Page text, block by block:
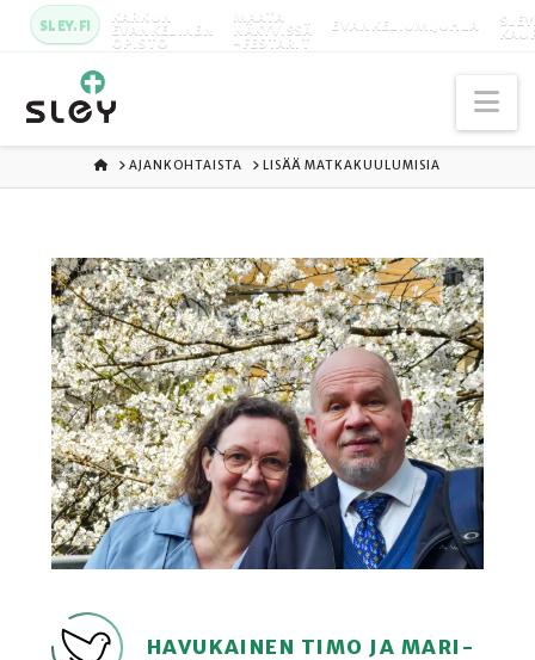
SLEY.FI KARKUN
EVANKELINEN
OPISTO
MAATA
NÄKYVISSÄ
-FESTARIT
EVANKELIUMIJUHLA
ETUSIVU
AJANKOHTAISTA LISÄÄ MATKAKUULUMISIA
HAVUKAINEN TIMO JA MARI-